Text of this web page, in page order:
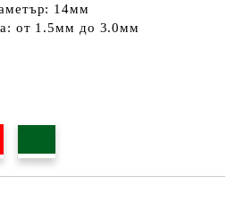
14мм
от 1.5мм до 3.0мм